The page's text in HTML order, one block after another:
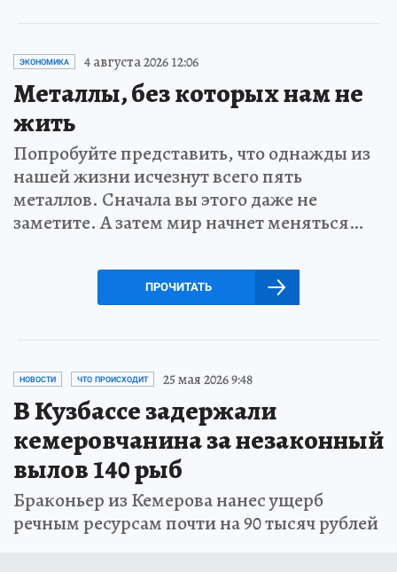
ЭКОНОМИКА 4 августа 2026 12:06
Металлы, без которых нам не
жить
Попробуйте представить, что однажды из
нашей жизни исчезнут всего пять
металлов. Сначала вы этого даже не
заметите. А затем мир начнет меняться…
ПРОЧИТАТЬ
НОВОСТИ ЧТО ПРОИСХОДИТ 25 мая 2026 9:48
В Кузбассе задержали
кемеровчанина за незаконный
вылов 140 рыб
Браконьер из Кемерова нанес ущерб
речным ресурсам почти на 90 тысяч рублей